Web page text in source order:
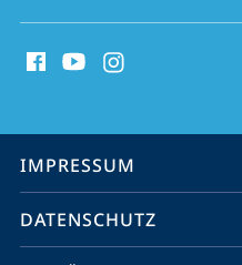
Media
Service-
Navigation
IMPRESSUM
DATENSCHUTZ